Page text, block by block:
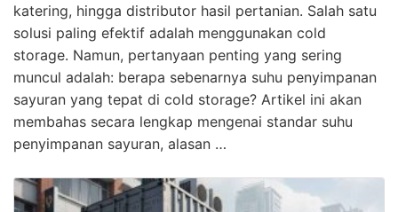
katering, hingga distributor hasil pertanian. Salah satu
solusi paling efektif adalah menggunakan cold
storage. Namun, pertanyaan penting yang sering
muncul adalah: berapa sebenarnya suhu penyimpanan
sayuran yang tepat di cold storage? Artikel ini akan
membahas secara lengkap mengenai standar suhu
penyimpanan sayuran, alasan …